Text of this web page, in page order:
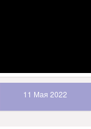
11 Мая 2022